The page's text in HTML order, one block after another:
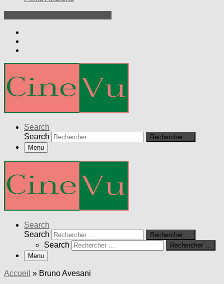
Search
Search
Rechercher …
Menu
Search
Search
Rechercher …
Search
Rechercher …
Menu
Accueil » Bruno Avesani